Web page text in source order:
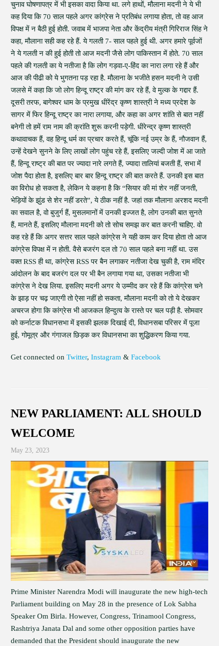
चुनाव घोषणापत्र में भी इसका वादा किया था. लगे हाथों, मौलाना मदनी ने ये भी
कह दिया कि 70 साल पहले अगर कांग्रेस ने प्रतिबंध लगाया होता, तो वह आज
विपक्ष में न बैठी हुई होती. जवाब में भाजपा नेता और केंद्रीय मंत्री गिरिराज सिंह ने
कहा, मौलाना सही कह रहे हैं. ये गलती 7- साल पहले हुई थी. अगर हमारे पूर्वजों
ने ये गलती न की हुई होती तो आज मदनी जैसे लोग पाकिस्तान में होते. 70 साल
पहले की गलती का ये नतीजा है कि लोग गड़वा-ए-हिंद का नारा लगा रहे हैं और
आज की पीढी को ये भुगतना पड़ रहा है. मौलाना के भजीते हसन मदनी ने उसी
जलसे में कहा कि जो लोग हिन्दू राष्ट्र की मांग कर रहे हैं, वे मुल्क के गद्दार हैं.
दूसरी तरफ, बागेश्वर धाम के प्रमुख धीरेंद्र कृष्ण शास्त्री ने मध्य प्रदेश के
सागर में फिर हिन्दू राष्ट्र का नारा लगाया, और कहा का अगर शांति से बात नहीं
बनेगी तो हमें राम नाम की क्रांति शुरू करनी पड़ेगी. धीरेन्द्र कृष्ण शास्त्री
कथावाचक हैं, वह हिन्दू धर्म का प्रचार करते हैं, चूंकि नई उम्र के हैं, नौजवान हैं,
उन्हें देखने सुनने के लिए लाखों लोग पहुंच रहे हैं, इसलिए जल्दी जोश में आ जाते
हैं, हिन्दू राष्ट्र की बात पर ज्यादा नारे लगते हैं, ज्यादा तालियां बजती हैं, सभा में
जोश पैदा होता है, इसलिए बार बार हिन्दू राष्ट्र की बात करते हैं. उनकी इस बात
का विरोध हो सकता है, लेकिन ये कहना है कि “सियार की मां शेर नहीं जनती,
भेड़ियों के झुंड से शेर नहीं डरते”, ये ठीक नहीं है. जहां तक मौलाना अरशद मदनी
का सवाल है, वो बुजुर्ग हैं, मुसलमानों में उनकी इज्जत है, लोग उनकी बात सुनते
हैं, मानते हैं, इसलिए मौलाना मदनी को तो सोच समझ कर बात करनी चाहिए. वो
कह रहे हैं कि अगर सत्तर साल पहले कांग्रेस ने यही काम कर दिया होता तो आज
कांग्रेस विपक्ष में न होती. वैसे बजरंग दल तो 70 साल पहले बना नहीं था. उस
वक्त RSS ही था, कांग्रेस RSS पर बैन लगाकर नतीजा देख चुकी है, राम मंदिर
आंदोलन के बाद बजरंग दल पर भी बैन लगाया गया था, उसका नतीजा भी
कांग्रेस ने देख लिया. इसलिए मदनी अगर ये उम्मीद कर रहे हैं कि कांग्रेस चने
के झाड़ पर चढ़ जाएगी तो ऐसा नहीं हो सकता, मौलाना मदनी को तो ये देखकर
अचरज होगा कि कांग्रेस भी आजकल हिन्दुत्व के रास्ते पर चल पड़ी है. सोमवार
को कर्नाटक विधानसभा में इसकी झलक दिखाई दी, विधानसबा परिसर में पूजा
हुई, गोमूत्र और गंगाजल छिड़क कर विधानसभा का शुद्धिकरण किया गया.
Get connected onTwitter,Instagram &Facebook
NEW PARLIAMENT: ALL SHOULD
WELCOME
May 23, 2023
Prime Minister Narendra Modi will inaugurate the new high-tech
Parliament building on May 28 in the presence of Lok Sabha
Speaker Om Birla. However, Congress, Trinamool Congress,
Rashtriya Janata Dal and some other opposition parties have
demanded that the President should inaugurate the new